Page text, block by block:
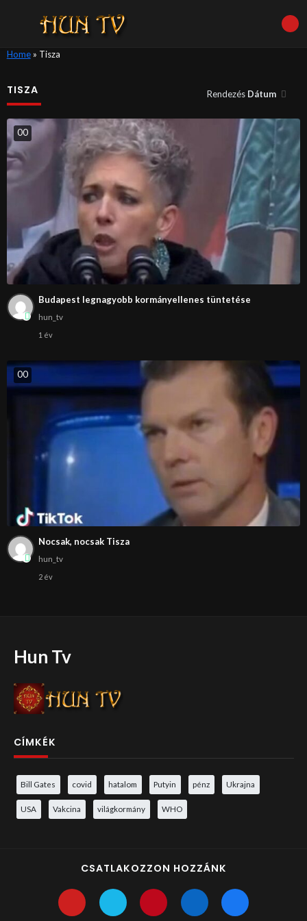
Home» Tisza
TISZA Rendezés Dátum
00
Budapest legnagyobb kormányellenes tüntetése
hun_tv
1 év
00
Nocsak, nocsak Tisza
hun_tv
2 év
Hun Tv
CÍMKÉK
Bill Gates covid hatalom Putyin pénz Ukrajna
USA Vakcina világkormány WHO
CSATLAKOZZON HOZZÁNK